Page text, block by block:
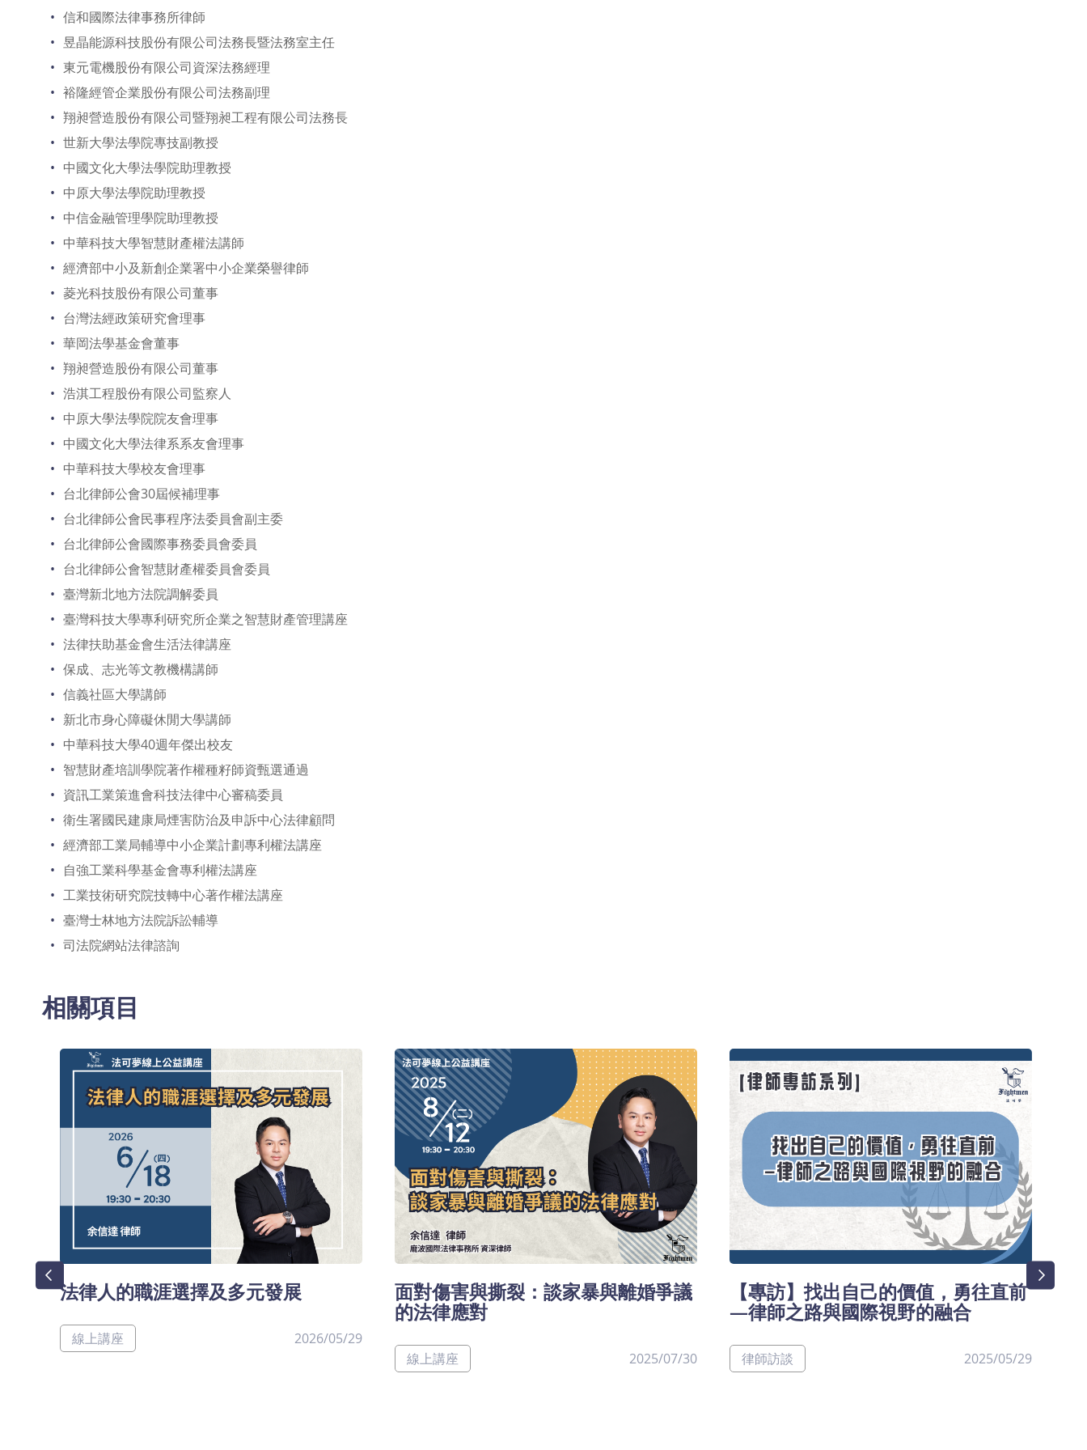
信和國際法律事務所律師
昱晶能源科技股份有限公司法務長暨法務室主任
東元電機股份有限公司資深法務經理
裕隆經管企業股份有限公司法務副理
翔昶營造股份有限公司暨翔昶工程有限公司法務長
世新大學法學院專技副教授
中國文化大學法學院助理教授
中原大學法學院助理教授
中信金融管理學院助理教授
中華科技大學智慧財產權法講師
經濟部中小及新創企業署中小企業榮譽律師
菱光科技股份有限公司董事
台灣法經政策研究會理事
華岡法學基金會董事
翔昶營造股份有限公司董事
浩淇工程股份有限公司監察人
中原大學法學院院友會理事
中國文化大學法律系系友會理事
中華科技大學校友會理事
台北律師公會30屆候補理事
台北律師公會民事程序法委員會副主委
台北律師公會國際事務委員會委員
台北律師公會智慧財產權委員會委員
臺灣新北地方法院調解委員
臺灣科技大學專利研究所企業之智慧財產管理講座
法律扶助基金會生活法律講座
保成、志光等文教機構講師
信義社區大學講師
新北市身心障礙休閒大學講師
中華科技大學40週年傑出校友
智慧財產培訓學院著作權種籽師資甄選通過
資訊工業策進會科技法律中心審稿委員
衛生署國民建康局煙害防治及申訴中心法律顧問
經濟部工業局輔導中小企業計劃專利權法講座
自強工業科學基金會專利權法講座
工業技術研究院技轉中心著作權法講座
臺灣士林地方法院訴訟輔導
司法院網站法律諮詢
相關項目
法律人的職涯選擇及多元發展
線上講座 2026/05/29
面對傷害與撕裂：談家暴與離婚爭議
的法律應對
線上講座 2025/07/30
【專訪】找出自己的價值，勇往直前
—律師之路與國際視野的融合
律師訪談 2025/05/29